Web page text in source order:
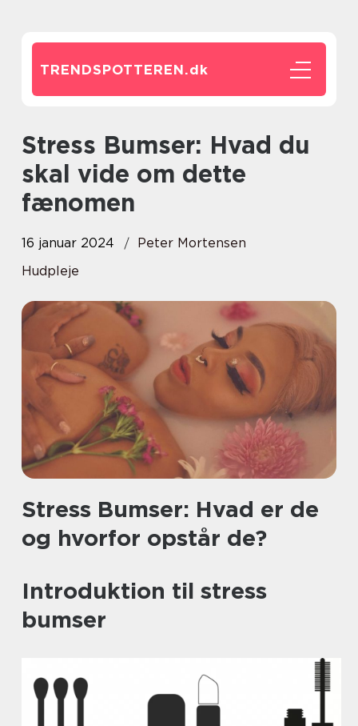
TRENDSPOTTEREN.dk
Stress Bumser: Hvad du
skal vide om dette
fænomen
16 januar 2024
Peter Mortensen
Hudpleje
Stress Bumser: Hvad er de
og hvorfor opstår de?
Introduktion til stress
bumser